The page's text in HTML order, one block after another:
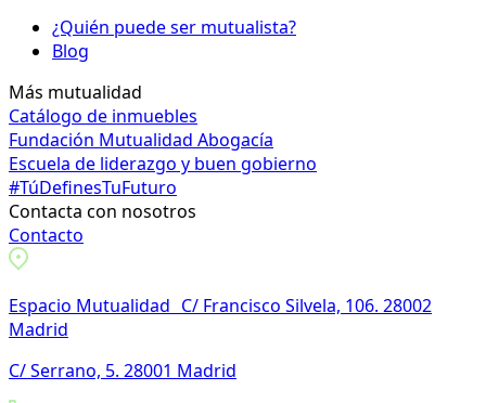
¿Quién puede ser mutualista?
Blog
Más mutualidad
Catálogo de inmuebles
Fundación Mutualidad Abogacía
Escuela de liderazgo y buen gobierno
#TúDefinesTuFuturo
Contacta con nosotros
Contacto
Espacio Mutualidad C/ Francisco Silvela, 106. 28002
Madrid
C/ Serrano, 5. 28001 Madrid